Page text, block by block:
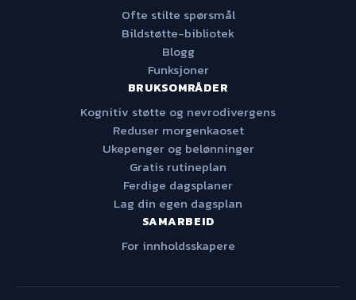
Ofte stilte spørsmål
Bildstøtte-bibliotek
Blogg
Funksjoner
BRUKSOMRÅDER
Kognitiv støtte og nevrodivergens
Reduser morgenkaoset
Ukepenger og belønninger
Gratis rutineplan
Ferdige dagsplaner
Lag din egen dagsplan
SAMARBEID
For innholdsskapere